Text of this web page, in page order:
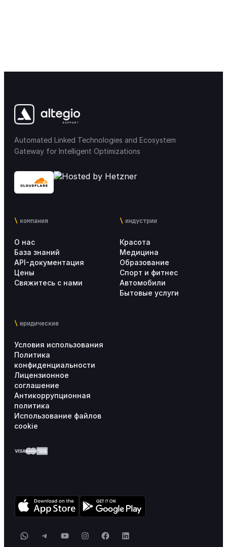
Automated Linked Technologies and Ecosystem
Gateway for Intelligent Optimizations
компания
О нас
База знаний
API-документация
Цены
Свяжитесь с нами
индустрии
Красота
Медицина
Образование
Спорт и фитнес
Автомобили
Бытовые услуги
юридические
Условия использования
Политика
конфиденциальности
Лицензионное
соглашение
Антикоррупционная
политика
Использование файлов
cookie
WhatsApp
TelegramYouTubeInstagram
FacebookLinkedIn